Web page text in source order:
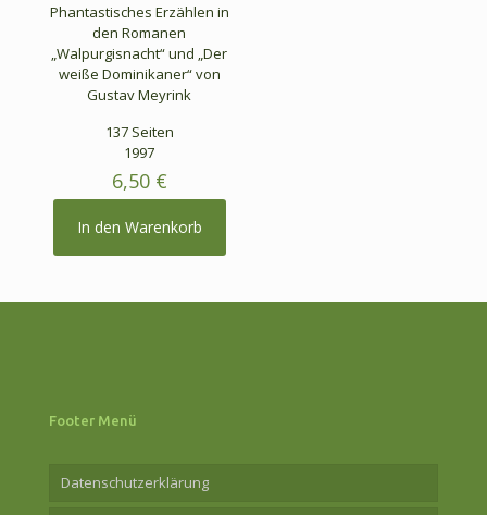
Phantastisches Erzählen in
den Romanen
„Walpurgisnacht“ und „Der
weiße Dominikaner“ von
Gustav Meyrink
137 Seiten
1997
6,50 €
In den Warenkorb
Footer Menü
Datenschutzerklärung